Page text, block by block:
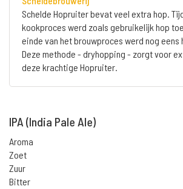
Schelde Hopruiter bevat veel extra hop.
kookproces werd zoals gebruikelijk hop
einde van het brouwproces werd nog
Deze methode - dryhopping - zorgt voor
deze krachtige Hopruiter.
IPA (India Pale Ale)
Aroma
Zoet
Zuur
Bitter